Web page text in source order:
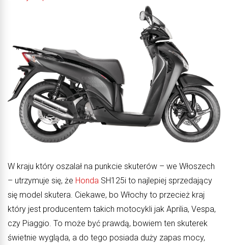
W kraju który oszalał na punkcie skuterów – we Włoszech
– utrzymuje się, że Honda SH125i to najlepiej sprzedający
się model skutera. Ciekawe, bo Włochy to przecież kraj
który jest producentem takich motocykli jak Aprilia, Vespa,
czy Piaggio. To może być prawdą, bowiem ten skuterek
świetnie wygląda, a do tego posiada duży zapas mocy,